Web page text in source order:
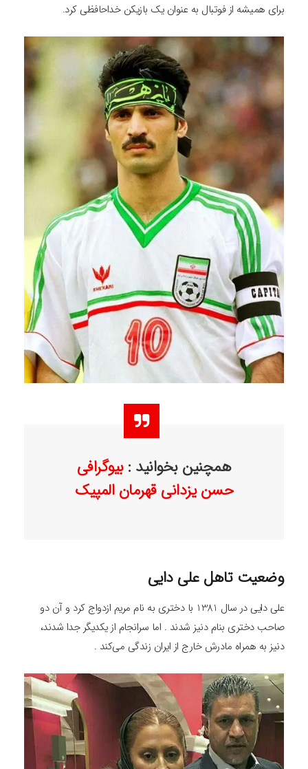
برای همیشه از فوتبال به عنوان یک بازیکن خداحافظی کرد.
همچنین بخوانید : بیوگرافی
حسن یزدانی قهرمان المپیک
وضعیت تاهل علی دایی
علی دایی در سال 1381 با دختری به نام مریم ازدواج کرد و آن دو
صاحب دختری بنام دنیز شدند . اما سرانجام از یکدیگر جدا شدند،
دنیز به همراه مادرش خارج از ایران زندگی می‌کند .